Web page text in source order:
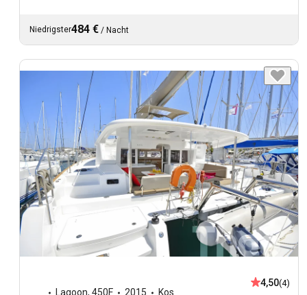
Niedrigster484 € / Nacht
Lagoon, 450F 2015 Kos
4,50(4)